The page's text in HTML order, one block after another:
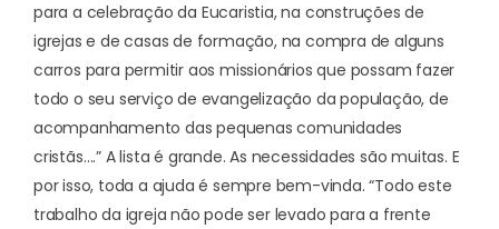
para a celebração da Eucaristia, na construções de
igrejas e de casas de formação, na compra de alguns
carros para permitir aos missionários que possam fazer
todo o seu serviço de evangelização da população, de
acompanhamento das pequenas comunidades
cristãs….” A lista é grande. As necessidades são muitas. E
por isso, toda a ajuda é sempre bem-vinda. “Todo este
trabalho da igreja não pode ser levado para a frente